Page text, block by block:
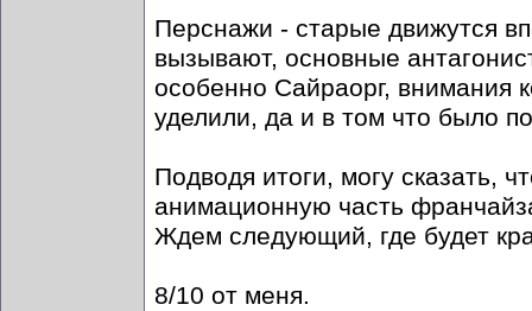
Перснажи - старые движутся
вызывают, основные
особенно Сайраорг, внимания
уделили, да и в том что было
Подводя итоги, могу сказать,
анимационную часть
Ждем следующий, где будет
8/10 от меня.